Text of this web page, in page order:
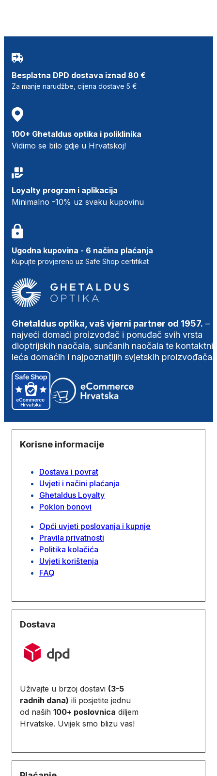
Besplatna DPD dostava iznad 80 €
Za manje narudžbe, cijena dostave 5 €
100+ Ghetaldus optika i poliklinika
Vidimo se bilo gdje u Hrvatskoj!
Loyalty program i aplikacija
Minimalno -10% uz svaku kupovinu
Ugodna kupovina - 6 načina plaćanja
Kupujte provjereno uz Safe Shop certifikat
Ghetaldus optika, vaš vjerni partner od 1957. –
najveći domaći proizvođač i ponuđač svih vrsta
dioptrijskih naočala, sunčanih naočala te
leća domaćih i najpoznatijih svjetskih proizvođača.
Korisne informacije
Dostava i povrat
Uvjeti i načini plaćanja
Ghetaldus Loyalty
Poklon bonovi
Opći uvjeti poslovanja i kupnje
Pravila privatnosti
Politika kolačića
Uvjeti korištenja
FAQ
Dostava
Uživajte u brzoj dostavi (3-5
radnih dana) ili posjetite jednu
od naših 100+ poslovnica diljem
Hrvatske. Uvijek smo blizu vas!